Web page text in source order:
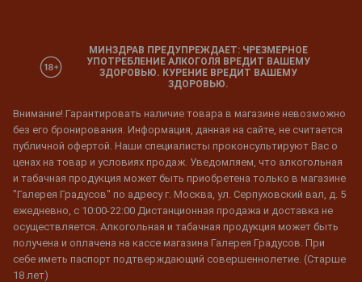
МИНЗДРАВ ПРЕДУПРЕЖДАЕТ: ЧРЕЗМЕРНОЕ
УПОТРЕБЛЕНИЕ АЛКОГОЛЯ ВРЕДИТ ВАШЕМУ
ЗДОРОВЬЮ. КУРЕНИЕ ВРЕДИТ ВАШЕМУ
ЗДОРОВЬЮ.
Внимание! Гарантировать наличие товара в магазине невозможно
без его бронирования. Информация, данная на сайте, не считается
публичной офертой. Наши специалисты проконсультируют Вас о
ценах на товар и условиях продаж. Уведомляем, что алкогольная
и табачная продукция может быть приобретена только в магазине
"Галерея Градусов" по адресу г. Москва, ул. Серпуховский вал, д. 5
ежедневно, с 10:00-22:00 Дистанционная продажа и доставка не
осуществляется. Алкогольная и табачная продукция может быть
получена и оплачена на кассе магазина Галерея Градусов. При
себе иметь паспорт подтверждающий совершеннолетие. (Старше
18 лет)